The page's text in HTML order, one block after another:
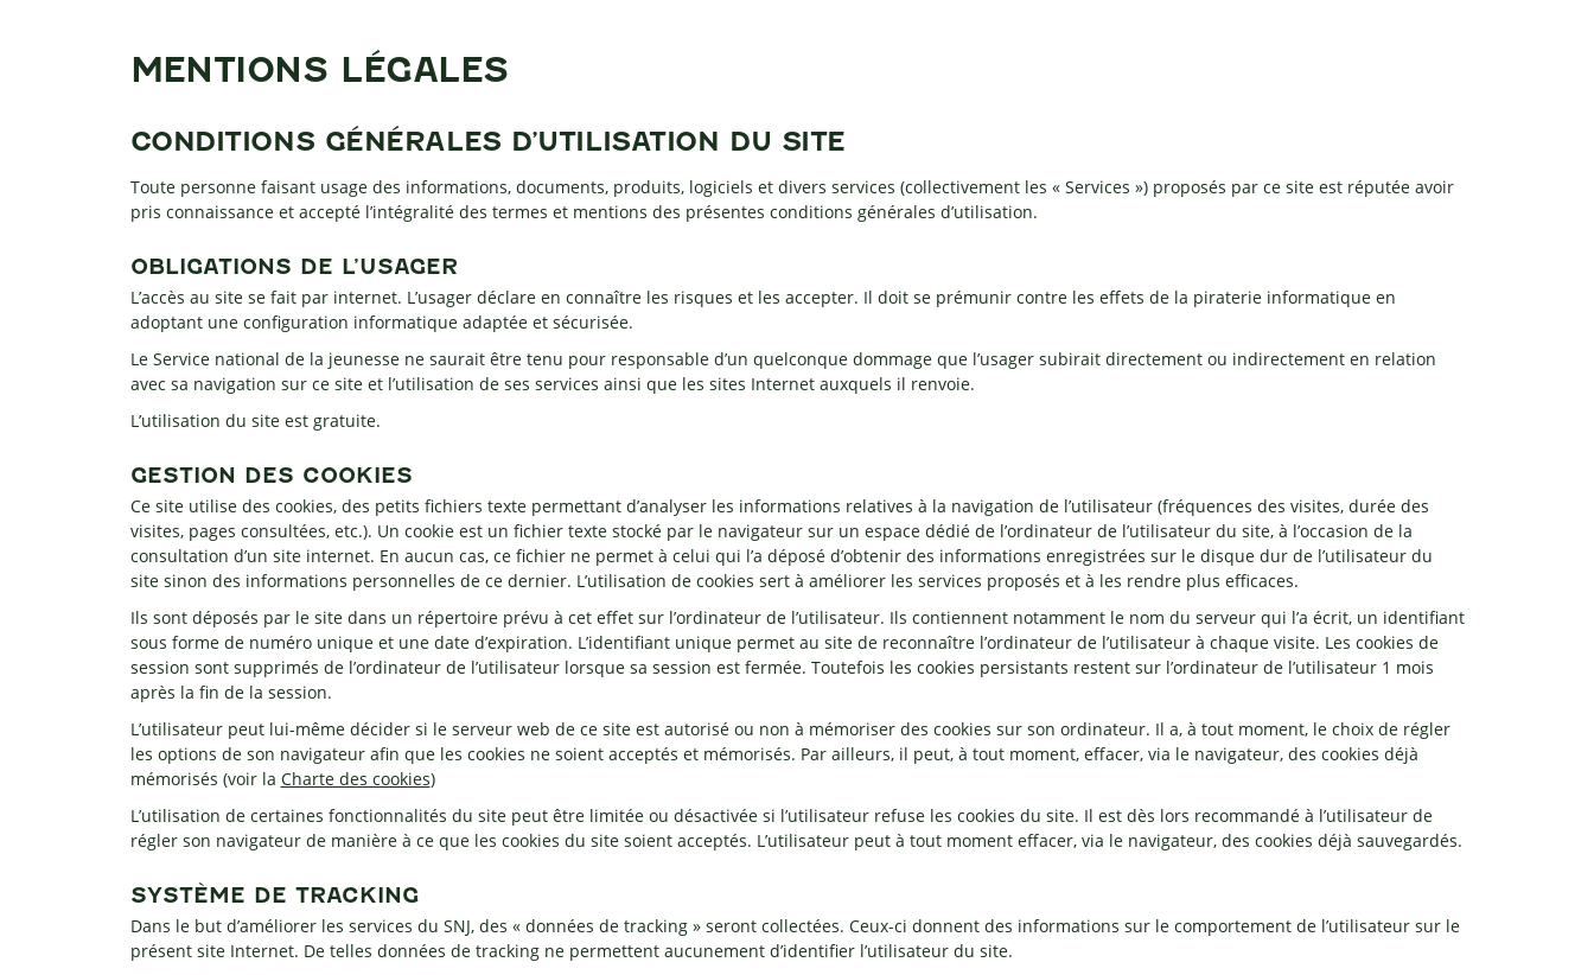
MENTIONS LÉGALES
CONDITIONS GÉNÉRALES D’UTILISATION DU SITE
Toute personne faisant usage des informations, documents, produits, logiciels et divers services (collectivement les « Services ») proposés par ce site est réputée avoir
pris connaissance et accepté l’intégralité des termes et mentions des présentes conditions générales d’utilisation.
OBLIGATIONS DE L’USAGER
L’accès au site se fait par internet. L’usager déclare en connaître les risques et les accepter. Il doit se prémunir contre les effets de la piraterie informatique en
adoptant une configuration informatique adaptée et sécurisée.
Le Service national de la jeunesse ne saurait être tenu pour responsable d’un quelconque dommage que l’usager subirait directement ou indirectement en relation
avec sa navigation sur ce site et l’utilisation de ses services ainsi que les sites Internet auxquels il renvoie.
L’utilisation du site est gratuite.
GESTION DES COOKIES
Ce site utilise des cookies, des petits fichiers texte permettant d’analyser les informations relatives à la navigation de l’utilisateur (fréquences des visites, durée des
visites, pages consultées, etc.). Un cookie est un fichier texte stocké par le navigateur sur un espace dédié de l’ordinateur de l’utilisateur du site, à l’occasion de la
consultation d’un site internet. En aucun cas, ce fichier ne permet à celui qui l’a déposé d’obtenir des informations enregistrées sur le disque dur de l’utilisateur du
site sinon des informations personnelles de ce dernier. L’utilisation de cookies sert à améliorer les services proposés et à les rendre plus efficaces.
Ils sont déposés par le site dans un répertoire prévu à cet effet sur l’ordinateur de l’utilisateur. Ils contiennent notamment le nom du serveur qui l’a écrit, un identifiant
sous forme de numéro unique et une date d’expiration. L’identifiant unique permet au site de reconnaître l’ordinateur de l’utilisateur à chaque visite. Les cookies de
session sont supprimés de l’ordinateur de l’utilisateur lorsque sa session est fermée. Toutefois les cookies persistants restent sur l’ordinateur de l’utilisateur 1 mois
après la fin de la session.
L’utilisateur peut lui-même décider si le serveur web de ce site est autorisé ou non à mémoriser des cookies sur son ordinateur. Il a, à tout moment, le choix de régler
les options de son navigateur afin que les cookies ne soient acceptés et mémorisés. Par ailleurs, il peut, à tout moment, effacer, via le navigateur, des cookies déjà
mémorisés (voir la Charte des cookies)
L’utilisation de certaines fonctionnalités du site peut être limitée ou désactivée si l’utilisateur refuse les cookies du site. Il est dès lors recommandé à l’utilisateur de
régler son navigateur de manière à ce que les cookies du site soient acceptés. L’utilisateur peut à tout moment effacer, via le navigateur, des cookies déjà sauvegardés.
SYSTÈME DE TRACKING
Dans le but d’améliorer les services du SNJ, des « données de tracking » seront collectées. Ceux-ci donnent des informations sur le comportement de l’utilisateur sur le
présent site Internet. De telles données de tracking ne permettent aucunement d’identifier l’utilisateur du site.